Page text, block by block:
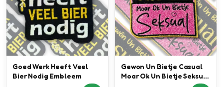
Goed Werk Heeft Veel
Bier Nodig Embleem
Gewon Un Bietje Casual
Moar Ok Un Bietje Seksual